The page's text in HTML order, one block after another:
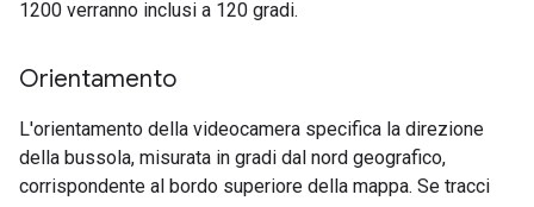
1200 verranno inclusi a 120 gradi.
Orientamento
L'orientamento della videocamera specifica la direzione
della bussola, misurata in gradi dal nord geografico,
corrispondente al bordo superiore della mappa. Se tracci